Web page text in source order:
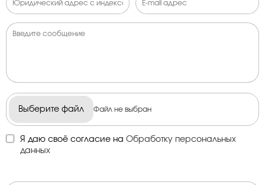
Выберите файл Файл не выбран
Я даю своё согласие наОбработку персональных
данных